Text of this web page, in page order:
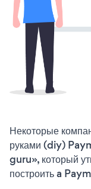
Некоторые
руками (diy)
guru», который
построить a